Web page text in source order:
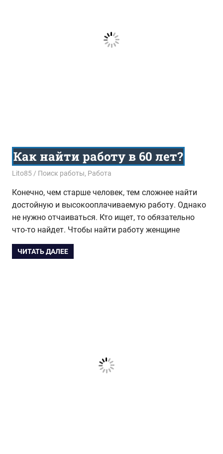
Как найти работу в 60 лет?
01.02.2016
Lito85 Поиск работы, Работа
Конечно, чем старше человек, тем сложнее найти
достойную и высокооплачиваемую работу. Однако
не нужно отчаиваться. Кто ищет, то обязательно
что-то найдет. Чтобы найти работу женщине
ЧИТАТЬ ДАЛЕЕ